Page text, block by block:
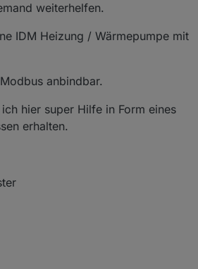
weiterhelfen.
IDM Heizung / Wärmepumpe mit
anbindbar.
hier super Hilfe in Form eines
erhalten.